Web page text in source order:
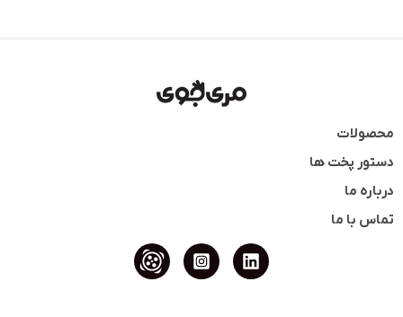
محصولات
دستور پخت ها
درباره ما
تماس با ما